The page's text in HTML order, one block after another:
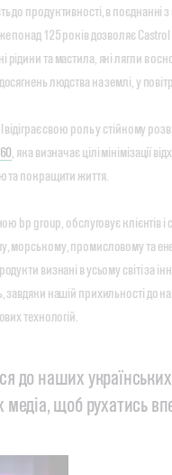
до продуктивності, в поєднанні
понад 125 років дозволяє
рідини та мастила, які лягли в
людства на землі, у
відіграє свою роль у стійкому
, яка визначає цілі мінімізації
та покращити життя.
bp group, обслуговує клієнтів і
морському, промисловому та
визнані в усьому світі за
завдяки нашій прихильності до
технологій.
до наших
медіа, щоб рухатись